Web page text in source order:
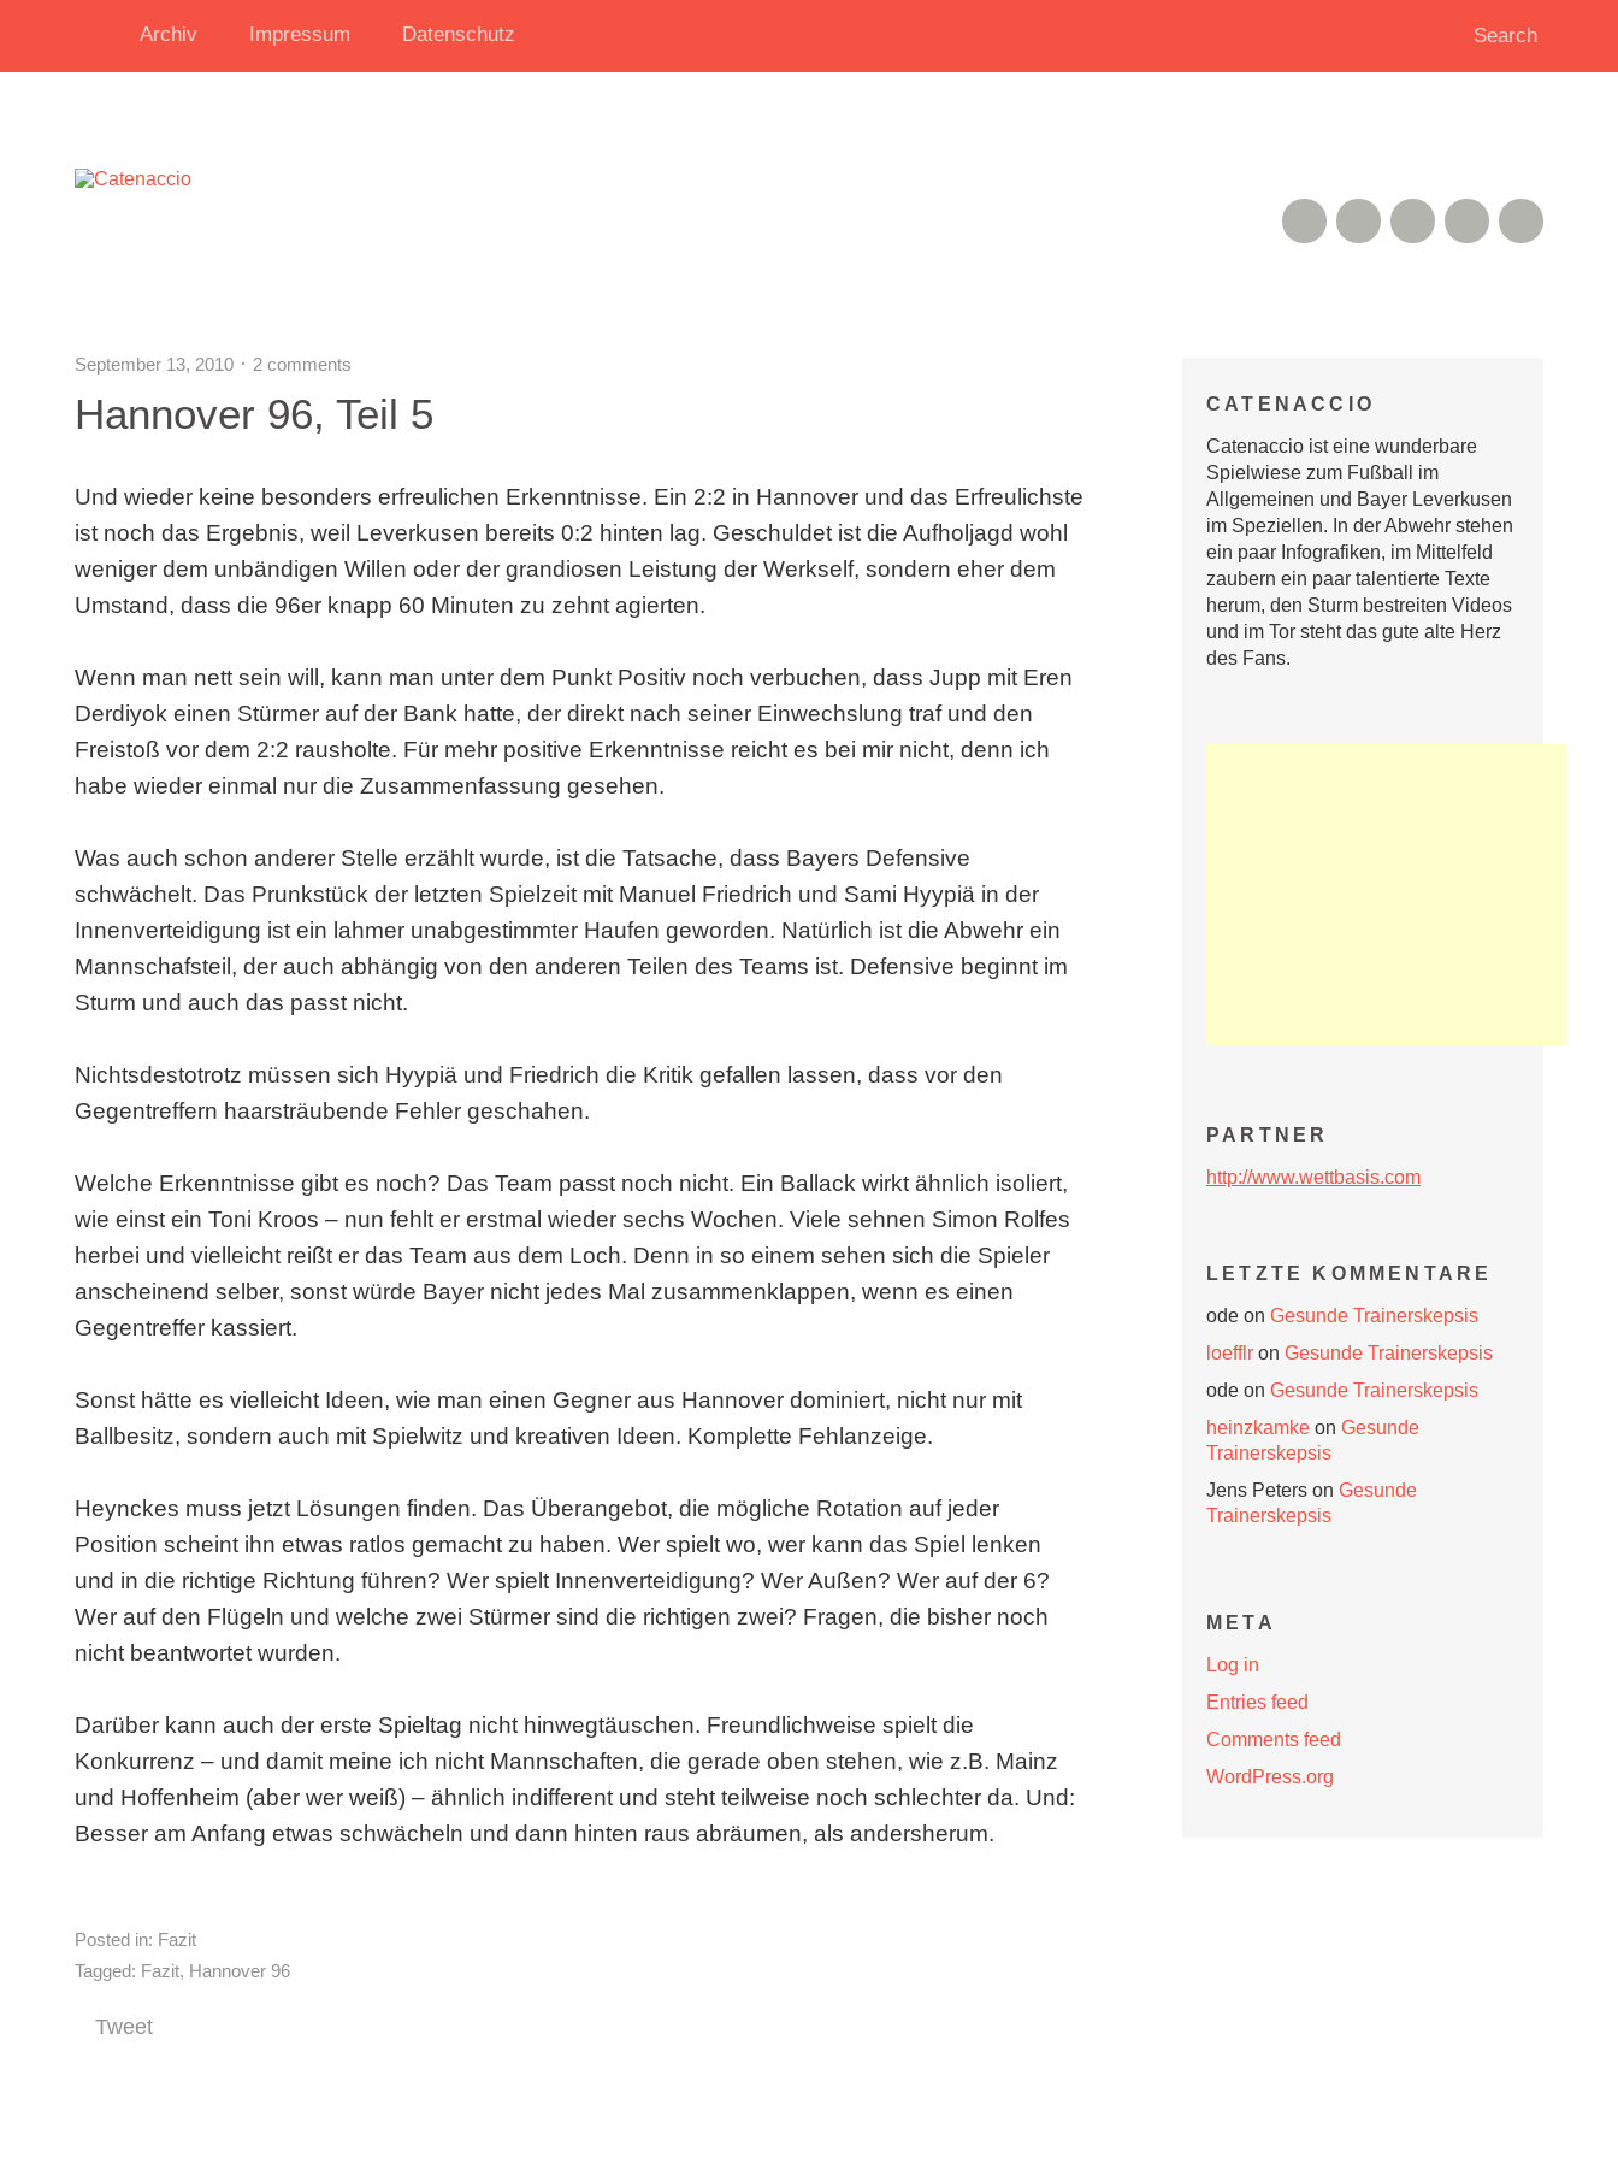
Archiv Impressum Datenschutz
Google+
Instagram
Xing
RSS Feed
September 13, 2010 2 comments
Hannover 96, Teil 5
Und wieder keine besonders erfreulichen Erkenntnisse. Ein 2:2 in Hannover und das Erfreulichste
ist noch das Ergebnis, weil Leverkusen bereits 0:2 hinten lag. Geschuldet ist die Aufholjagd wohl
weniger dem unbändigen Willen oder der grandiosen Leistung der Werkself, sondern eher dem
Umstand, dass die 96er knapp 60 Minuten zu zehnt agierten.
Wenn man nett sein will, kann man unter dem Punkt Positiv noch verbuchen, dass Jupp mit Eren
Derdiyok einen Stürmer auf der Bank hatte, der direkt nach seiner Einwechslung traf und den
Freistoß vor dem 2:2 rausholte. Für mehr positive Erkenntnisse reicht es bei mir nicht, denn ich
habe wieder einmal nur die Zusammenfassung gesehen.
Was auch schon anderer Stelle erzählt wurde, ist die Tatsache, dass Bayers Defensive
schwächelt. Das Prunkstück der letzten Spielzeit mit Manuel Friedrich und Sami Hyypiä in der
Innenverteidigung ist ein lahmer unabgestimmter Haufen geworden. Natürlich ist die Abwehr ein
Mannschafsteil, der auch abhängig von den anderen Teilen des Teams ist. Defensive beginnt im
Sturm und auch das passt nicht.
Nichtsdestotrotz müssen sich Hyypiä und Friedrich die Kritik gefallen lassen, dass vor den
Gegentreffern haarsträubende Fehler geschahen.
Welche Erkenntnisse gibt es noch? Das Team passt noch nicht. Ein Ballack wirkt ähnlich isoliert,
wie einst ein Toni Kroos – nun fehlt er erstmal wieder sechs Wochen. Viele sehnen Simon Rolfes
herbei und vielleicht reißt er das Team aus dem Loch. Denn in so einem sehen sich die Spieler
anscheinend selber, sonst würde Bayer nicht jedes Mal zusammenklappen, wenn es einen
Gegentreffer kassiert.
Sonst hätte es vielleicht Ideen, wie man einen Gegner aus Hannover dominiert, nicht nur mit
Ballbesitz, sondern auch mit Spielwitz und kreativen Ideen. Komplette Fehlanzeige.
Heynckes muss jetzt Lösungen finden. Das Überangebot, die mögliche Rotation auf jeder
Position scheint ihn etwas ratlos gemacht zu haben. Wer spielt wo, wer kann das Spiel lenken
und in die richtige Richtung führen? Wer spielt Innenverteidigung? Wer Außen? Wer auf der 6?
Wer auf den Flügeln und welche zwei Stürmer sind die richtigen zwei? Fragen, die bisher noch
nicht beantwortet wurden.
Darüber kann auch der erste Spieltag nicht hinwegtäuschen. Freundlichweise spielt die
Konkurrenz – und damit meine ich nicht Mannschaften, die gerade oben stehen, wie z.B. Mainz
und Hoffenheim (aber wer weiß) – ähnlich indifferent und steht teilweise noch schlechter da. Und:
Besser am Anfang etwas schwächeln und dann hinten raus abräumen, als andersherum.
Posted in: Fazit
Tagged: Fazit, Hannover 96
Tweet
CATENACCIO
Catenaccio ist eine wunderbare
Spielwiese zum Fußball im
Allgemeinen und Bayer Leverkusen
im Speziellen. In der Abwehr stehen
ein paar Infografiken, im Mittelfeld
zaubern ein paar talentierte Texte
herum, den Sturm bestreiten Videos
und im Tor steht das gute alte Herz
des Fans.
PARTNER
http://www.wettbasis.com
LETZTE KOMMENTARE
ode on Gesunde Trainerskepsis
loefflr on Gesunde Trainerskepsis
ode on Gesunde Trainerskepsis
heinzkamke on Gesunde
Trainerskepsis
Jens Peters on Gesunde
Trainerskepsis
META
Log in
Entries feed
Comments feed
WordPress.org